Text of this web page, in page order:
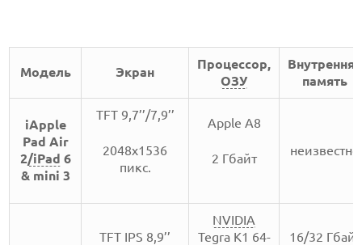
Модель Экран
Процессор,
ОЗУ
Внутренняя
память
iApple
Pad Air
2/iPad 6
& mini 3
TFT 9,7’’/7,9’’
2048x1536
пикс.
Apple A8
2 Гбайт
неизвестно
TFT IPS 8,9’’
NVIDIA
Tegra K1 64-
16/32 Гбайт